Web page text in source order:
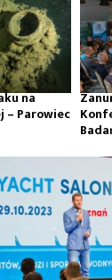
na
– Parowiec